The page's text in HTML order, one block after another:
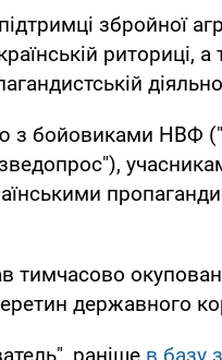
збройної
риториці, а
з бойовиками НВФ
тимчасово
державного